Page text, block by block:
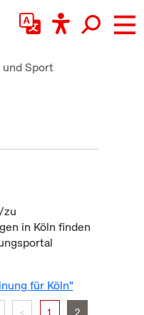
Sport
zu
in Köln finden
für Köln"